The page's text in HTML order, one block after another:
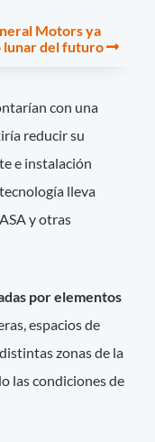
Motors ya
lunar del futuro
con una
reducir su
e instalación
lleva
y otras
porelementos
espacios de
zonas de la
las condiciones de